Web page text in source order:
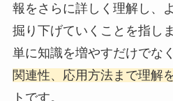
報をさらに詳しく理解し、
掘り下げていくことを指しま
単に知識を増やすだけでなく
関連性、応用方法まで理解
トです。